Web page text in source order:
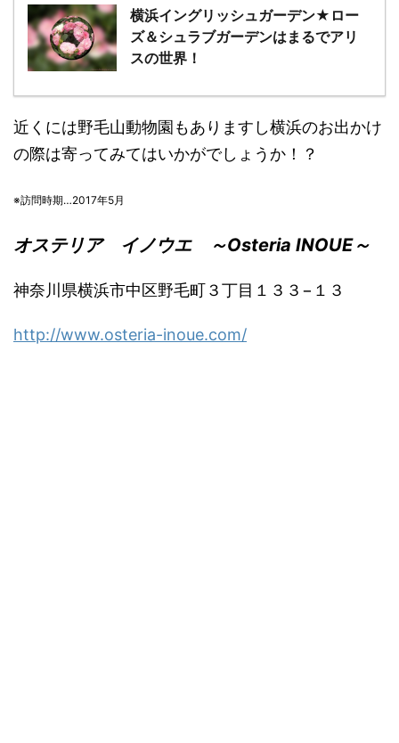
横浜イングリッシュガーデン★ロー
ズ＆シュラブガーデンはまるでアリ
スの世界！
近くには野毛山動物園もありますし横浜のお出かけ
の際は寄ってみてはいかがでしょうか！？
※訪問時期…2017年5月
オステリア イノウエ ～Osteria INOUE～
神奈川県横浜市中区野毛町３丁目１３３−１３
http://www.osteria-inoue.com/